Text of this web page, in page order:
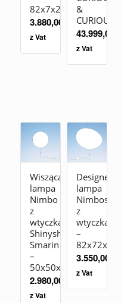
82x7x24cm
3.880,00
z Vat
&
CURIOUSA
43.999,00
z Vat
Wisząca
lampa
Nimbo
z
wtyczką
Shinyshadows
Smarin
–
50x50x4cm
2.980,00
z Vat
Designerska
lampa
Nimbostra
z
wtyczką
–
82x72x4cm
3.550,00
z Vat